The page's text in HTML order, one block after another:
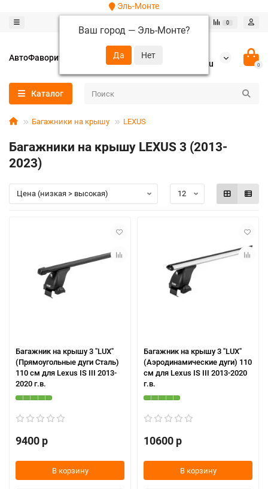
Эль-Монте
Ваш город — Эль-Монте?
0
АвтоФаворит
+7 (952) 288-64-62
autofavorit-spb@yandex.ru
0
Каталог
Багажники на крышу LEXUS
Багажники на крышу LEXUS 3 (2013-
2023)
Багажник на крышу 3 "LUX"
(Прямоугольные дуги Сталь)
110 см для Lexus IS III 2013-
2020 г.в.
9400 р
В корзину
Багажник на крышу 3 "LUX"
(Аэродинамические дуги) 110
см для Lexus IS III 2013-2020
г.в.
10600 р
В корзину